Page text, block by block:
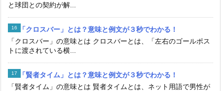
と球団との契約が解...
「クロスバー」とは？意味と例文が３秒でわかる！
「クロスバー」の意味とは クロスバーとは、「左右のゴールポス
トに渡されている横...
「賢者タイム」とは？意味と例文が３秒でわかる！
「賢者タイム」の意味とは 賢者タイムとは、ネット用語で男性が